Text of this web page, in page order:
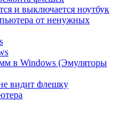
и выключается ноутбук
от ненужных
в Windows (Эмуляторы
видит флешку